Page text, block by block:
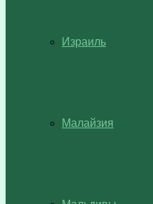
Израиль
Малайзия